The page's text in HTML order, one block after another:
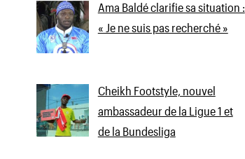
Ama Baldé clarifie sa situation :
« Je ne suis pas recherché »
Cheikh Footstyle, nouvel
ambassadeur de la Ligue 1 et
de la Bundesliga